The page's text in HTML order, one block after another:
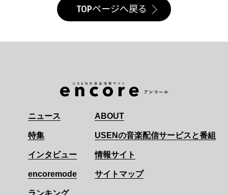
TOPページへ戻る
ニュース
特集
インタビュー
encoremode
ランキング
ABOUT
USENの音楽配信サービスと番組
情報サイト
サイトマップ